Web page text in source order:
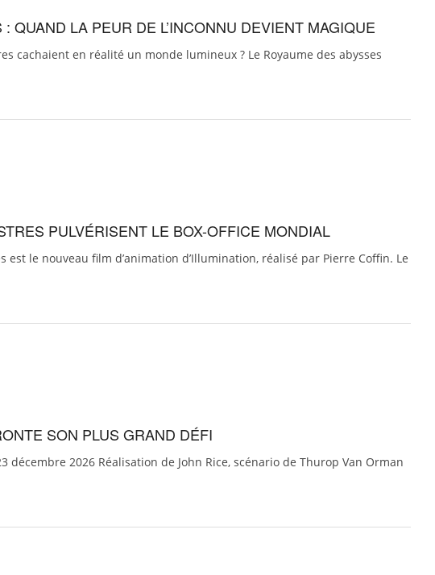
QUAND LA PEUR DE L’INCONNU DEVIENT MAGIQUE
cachaient en réalité un monde lumineux ? Le Royaume des abysses
PULVÉRISENT LE BOX-OFFICE MONDIAL
est le nouveau film d’animation d’Illumination, réalisé par Pierre Coffin. Le
SON PLUS GRAND DÉFI
décembre 2026 Réalisation de John Rice, scénario de Thurop Van Orman